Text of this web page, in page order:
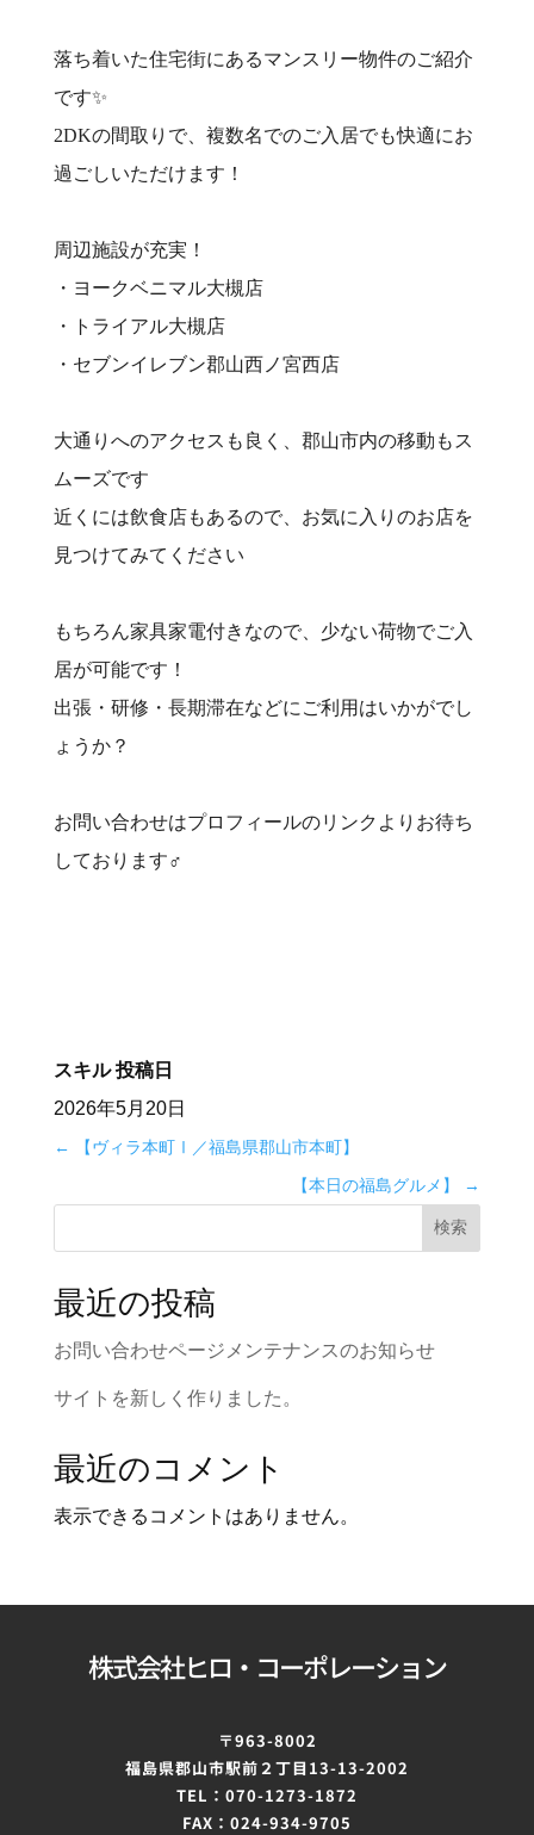
落ち着いた住宅街にあるマンスリー物件のご紹介
です✨
2DKの間取りで、複数名でのご入居でも快適にお
過ごしいただけます！
周辺施設が充実！
・ヨークベニマル大槻店
・トライアル大槻店
・セブンイレブン郡山西ノ宮西店
大通りへのアクセスも良く、郡山市内の移動もス
ムーズです
近くには飲食店もあるので、お気に入りのお店を
見つけてみてください
もちろん家具家電付きなので、少ない荷物でご入
居が可能です！
出張・研修・長期滞在などにご利用はいかがでし
ょうか？
お問い合わせはプロフィールのリンクよりお待ち
しております‍♂️
スキル 投稿日
2026年5月20日
←
【ヴィラ本町Ⅰ／福島県郡山市本町】
【本日の福島グルメ】
→
検索
最近の投稿
お問い合わせページメンテナンスのお知らせ
サイトを新しく作りました。
最近のコメント
表示できるコメントはありません。
株式会社ヒロ・コーポレーション
〒963-8002
福島県郡山市駅前２丁目 13-13-2002
TEL：070-1273-1872
FAX：024-934-9705